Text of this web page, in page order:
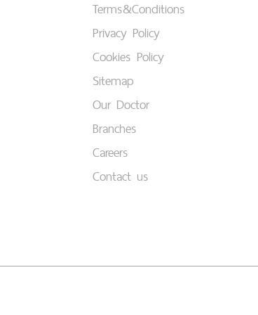
Terms&Conditions
Privacy Policy
Cookies Policy
Sitemap
Our Doctor
Branches
Careers
Contact us